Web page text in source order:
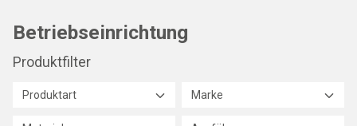
Betriebseinrichtung
Produktfilter
Produktart Marke